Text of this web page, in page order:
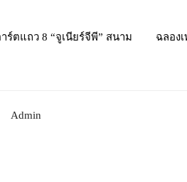
ร์ตแถว 8 “จูเนียร์จีพี” สนาม
ฉลอง
Admin